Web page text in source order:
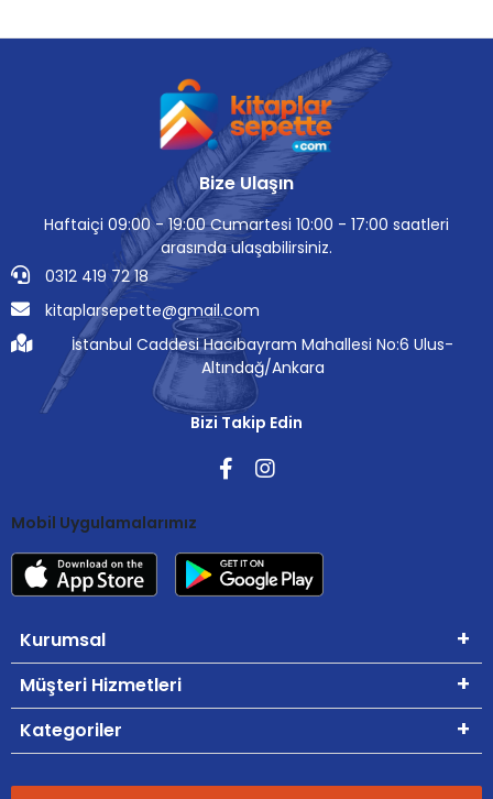
Bize Ulaşın
Haftaiçi 09:00 - 19:00 Cumartesi 10:00 - 17:00 saatleri
arasında ulaşabilirsiniz.
0312 419 72 18
kitaplarsepette@gmail.com
İstanbul Caddesi Hacıbayram Mahallesi No:6 Ulus-
Altındağ/Ankara
Bizi Takip Edin
Mobil Uygulamalarımız
Kurumsal
Müşteri Hizmetleri
Kategoriler